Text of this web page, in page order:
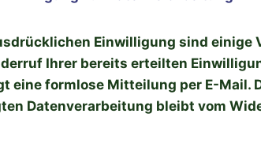
Einwilligung sind einige
Ihrer bereits erteilten
eine formlose Mitteilung per E-Mail.
Datenverarbeitung bleibt vom